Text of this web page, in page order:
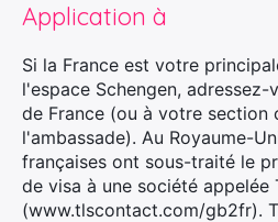
Application à
Si la France est votre
l'espace Schengen,
de France (ou à votre section
l'ambassade). Au Royaume-
françaises ont sous-traité le
de visa à une société appelée
(www.tlscontact.com/gb2fr).